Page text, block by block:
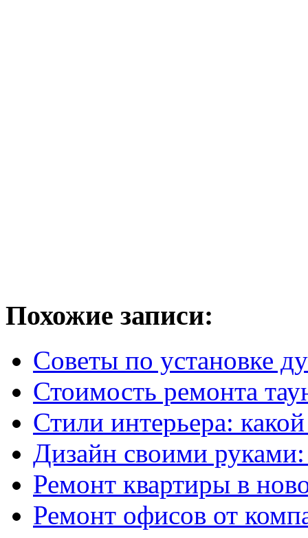
Похожие записи:
Советы по установке
Стоимость ремонта
Стили интерьера:
Дизайн своими руками:
Ремонт квартиры в
Ремонт офисов от